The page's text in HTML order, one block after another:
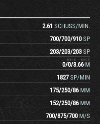
2.61 SCHUSS/MIN.
700/700/910 SP
203/203/203 SP
0/0/3.66 M
1827 SP/MIN
175/250/86 MM
152/250/86 MM
700/875/700 M/S